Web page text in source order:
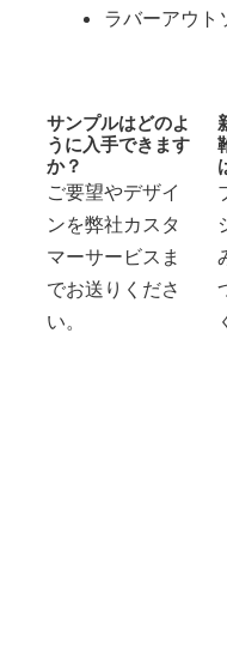
ラバーアウト
サンプルはどのよ
うに入手できます
か？
ご要望やデザイ
ンを弊社カスタ
マーサービスま
でお送りくださ
い。